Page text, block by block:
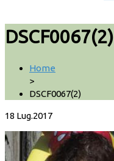
DSCF0067(2)
Home
>
DSCF0067(2)
18 Lug.2017